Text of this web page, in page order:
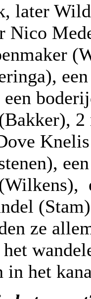
later
Nico
(Stam)
ze
in het